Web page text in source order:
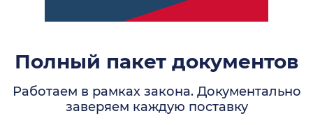
Полный пакет документов
Работаем в рамках закона. Документально
заверяем каждую поставку